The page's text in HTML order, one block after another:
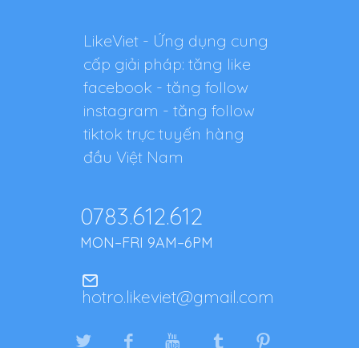
LikeViet - Ứng dụng cung
cấp giải pháp: tăng like
facebook - tăng follow
instagram - tăng follow
tiktok trực tuyến hàng
đầu Việt Nam
0783.612.612
MON–FRI 9AM–6PM
hotro.likeviet@gmail.com